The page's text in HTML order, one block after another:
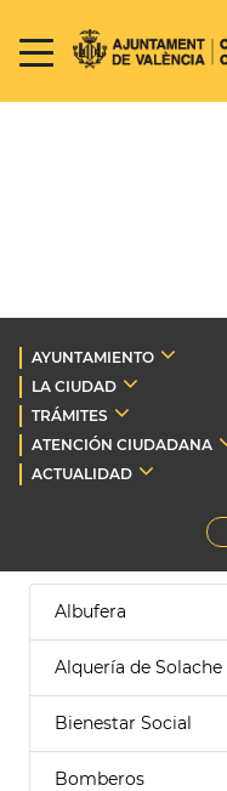
AYUNTAMIENTO
LA CIUDAD
TRÁMITES
ATENCIÓN CIUDADANA
ACTUALIDAD
Albufera
Alquería de Solache
Bienestar Social
Bomberos